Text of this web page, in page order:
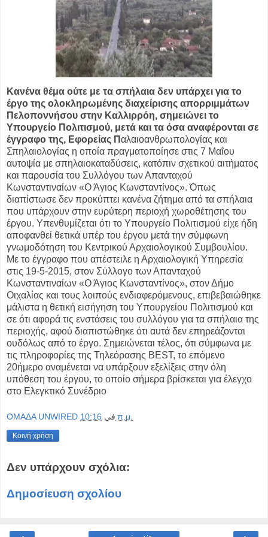
Κανένα θέμα ούτε με τα σπήλαια δεν υπάρχει για το
έργο της ολοκληρωμένης διαχείρισης απορριμμάτων
Πελοποννήσου στην Καλλιρρόη, σημειώνει το
Υπουργείο Πολιτισμού, μετά και τα όσα αναφέρονται σε
έγγραφο της, Εφορείας Παλαιοανθρωπολογίας και
Σπηλαιολογίας η οποία πραγματοποίησε στις 7 Μαΐου
αυτοψία με σπηλαιοκαταδύσεις, κατόπιν σχετικού αιτήματος
και παρουσία του Συλλόγου των Απανταχού
Κωνσταντιναίων «Ο Άγιος Κωνσταντίνος». Όπως
διαπίστωσε δεν προκύπτει κανένα ζήτημα από τα σπήλαια
που υπάρχουν στην ευρύτερη περιοχή χωροθέτησης του
έργου. Υπενθυμίζεται ότι το Υπουργείο Πολιτισμού είχε ήδη
αποφανθεί θετικά υπέρ του έργου μετά την σύμφωνη
γνωμοδότηση του Κεντρικού Αρχαιολογικού Συμβουλίου.
Με το έγγραφο που απέστειλε η Αρχαιολογική Υπηρεσία
στις 19-5-2015, στον Σύλλογο των Απανταχού
Κωνσταντιναίων «Ο Άγιος Κωνσταντίνος», στον Δήμο
Οιχαλίας και τους λοιπούς ενδιαφερόμενους, επιβεβαιώθηκε
μάλιστα η θετική εισήγηση του Υπουργείου Πολιτισμού και
σε ότι αφορά τις ενστάσεις του συλλόγου για τα σπήλαια της
περιοχής, αφού διαπιστώθηκε ότι αυτά δεν επηρεάζονται
ουδόλως από το έργο. Σημειώνεται τέλος, ότι σύμφωνα με
τις πληροφορίες της Τηλεόρασης BEST, το επόμενο
20ήμερο αναμένεται να υπάρξουν εξελίξεις στην όλη
υπόθεση του έργου, το οποίο σήμερα βρίσκεται για έλεγχο
στο Ελεγκτικό Συνέδριο
OMAΔΑ UNWIRED في 10:16 π.μ.
Κοινή χρήση
Δεν υπάρχουν σχόλια:
Δημοσίευση σχολίου